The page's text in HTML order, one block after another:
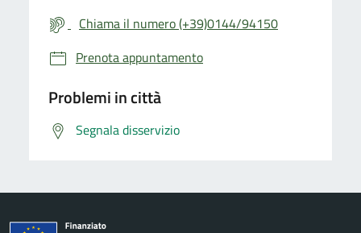
Chiama il numero (+39)0144/94150
Prenota appuntamento
Problemi in città
Segnala disservizio